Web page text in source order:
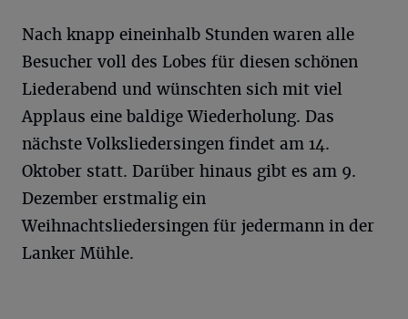
Nach knapp eineinhalb Stunden waren alle
Besucher voll des Lobes für diesen schönen
Liederabend und wünschten sich mit viel
Applaus eine baldige Wiederholung. Das
nächste Volksliedersingen findet am 14.
Oktober statt. Darüber hinaus gibt es am 9.
Dezember erstmalig ein
Weihnachtsliedersingen für jedermann in der
Lanker Mühle.